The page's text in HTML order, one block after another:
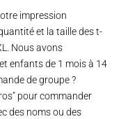
impression
et la taille des t-
Nous avons
enfants de 1 mois à 14
de groupe ?
pour commander
des noms ou des